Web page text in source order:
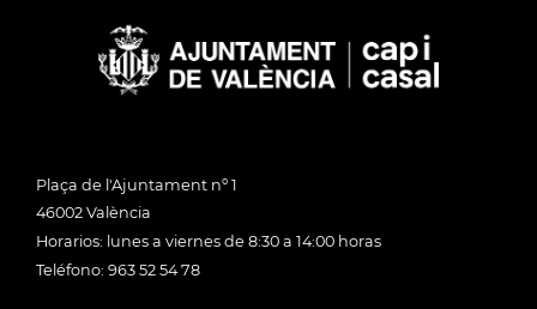
Plaça de l'Ajuntament nº 1
46002 València
Horarios: lunes a viernes de 8:30 a 14:00 horas
Teléfono: 963 52 54 78